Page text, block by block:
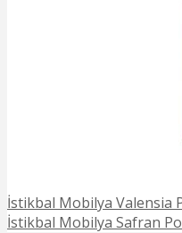
İstikbal Mobilya Valensia
İstikbal Mobilya Safran